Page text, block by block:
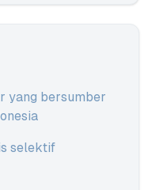
yang bersumber
selektif